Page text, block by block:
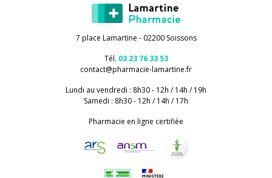
7 place Lamartine - 02200 Soissons
Tél. 03 23 76 33 53
contact@pharmacie-lamartine.fr
Lundi au vendredi : 8h30 - 12h / 14h / 19h
Samedi : 8h30 - 12h / 14h / 17h
Pharmacie en ligne certifiée